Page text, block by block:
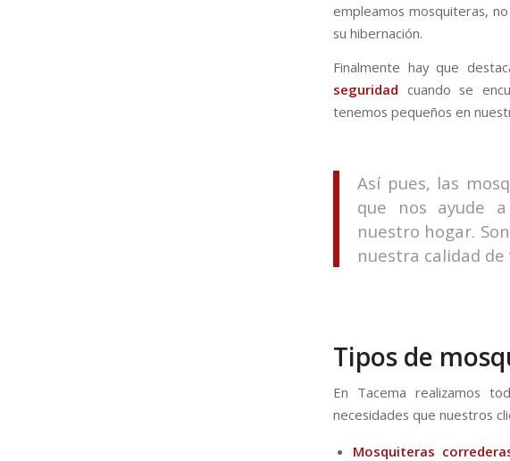
empleamos mosquiteras,
su hibernación.
Finalmente hay que
seguridad cuando se
tenemos pequeños en
Así pues, las
que nos ayude
nuestro hogar.
nuestra calidad
Tipos de
En Tacema realizamos
necesidades que nuestros
Mosquiteras